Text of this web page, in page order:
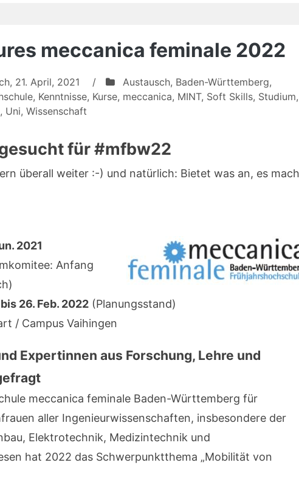
meccanica feminale 2022
21. April, 2021 / Austausch, Baden-Württemberg,
, Kenntnisse, Kurse, meccanica, MINT, Soft Skills, Studium,
, Uni, Wissenschaft
für #mfbw22
überall weiter :-) und natürlich: Bietet was an, es
2021
Anfang
26. Feb. 2022 (Planungsstand)
/ Campus Vaihingen
Expertinnen aus Forschung, Lehre und
meccanica feminale Baden-Württemberg für
aller Ingenieurwissenschaften, insbesondere der
Elektrotechnik, Medizintechnik und
hat 2022 das Schwerpunktthema „Mobilität von